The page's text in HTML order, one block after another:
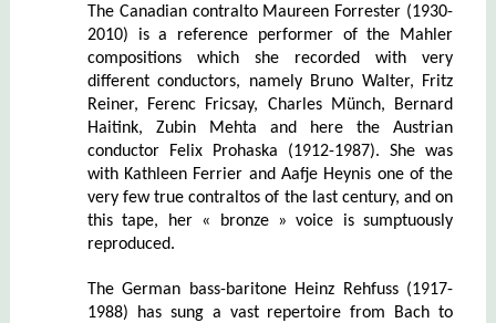
The Canadian contralto Maureen Forrester (1930-
2010) is a reference performer of the Mahler
compositions which she recorded with very
different conductors, namely Bruno Walter, Fritz
Reiner, Ferenc Fricsay, Charles Münch, Bernard
Haitink, Zubin Mehta and here the Austrian
conductor Felix Prohaska (1912-1987). She was
with Kathleen Ferrier and Aafje Heynis one of the
very few true contraltos of the last century, and on
this tape, her « bronze » voice is sumptuously
reproduced.
The German bass-baritone Heinz Rehfuss (1917-
1988) has sung a vast repertoire from Bach to